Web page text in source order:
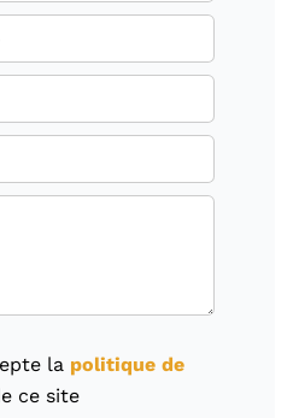
la politique de
ce site